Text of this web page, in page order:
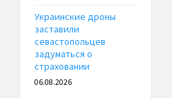
Украинские дроны
заставили
севастопольцев
задуматься о
страховании
06.08.2026